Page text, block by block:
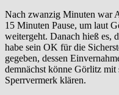
Nach zwanzig Minuten war
15 Minuten Pause, um laut
weitergeht. Danach hieß es,
habe sein OK für die
gegeben, dessen
demnächst könne Görlitz mit
Sperrvermerk klären.